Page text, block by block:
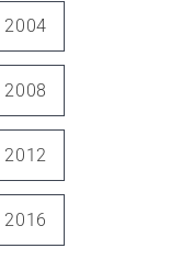
2004
2008
2012
2016